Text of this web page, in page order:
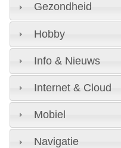
Gezondheid
Hobby
Info & Nieuws
Internet & Cloud
Mobiel
Navigatie